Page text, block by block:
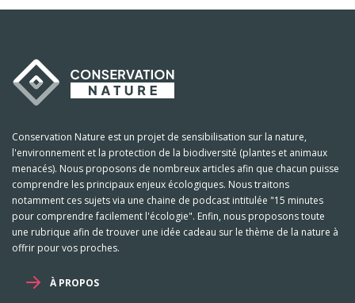
Conservation Nature est un projet de sensibilisation sur la nature,
l'environnement et la protection de la biodiversité (plantes et animaux
menacés). Nous proposons de nombreux articles afin que chacun puisse
comprendre les principaux enjeux écologiques. Nous traitons
notamment ces sujets via une chaine de podcast intitulée "15 minutes
pour comprendre facilement l'écologie". Enfin, nous proposons toute
une rubrique afin de trouver une idée cadeau sur le thème de la nature à
offrir pour vos proches.
À PROPOS